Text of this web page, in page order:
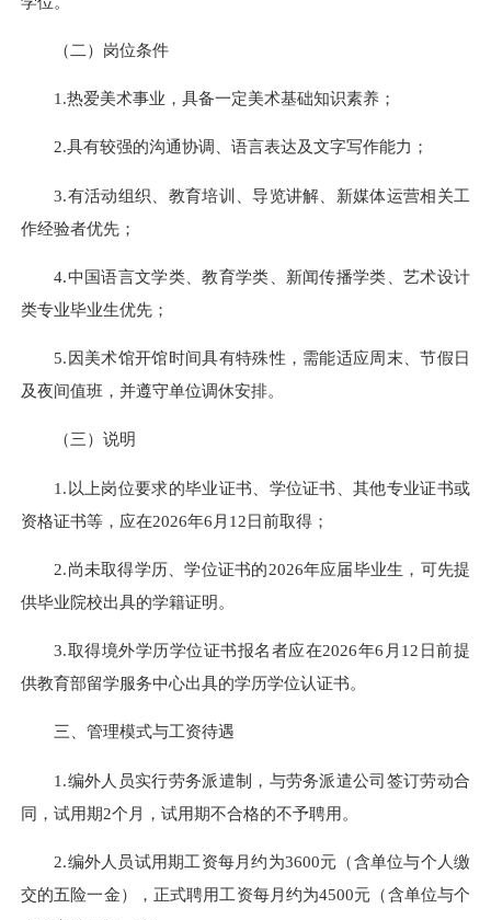
（二）岗位条件
1.热爱美术事业，具备一定美术基础知识素养；
2.具有较强的沟通协调、语言表达及文字写作能力；
3.有活动组织、教育培训、导览讲解、新媒体运营相关工
作经验者优先；
4.中国语言文学类、教育学类、新闻传播学类、艺术设计
类专业毕业生优先；
5.因美术馆开馆时间具有特殊性，需能适应周末、节假日
及夜间值班，并遵守单位调休安排。
（三）说明
1.以上岗位要求的毕业证书、学位证书、其他专业证书或
资格证书等，应在2026年6月12日前取得；
2.尚未取得学历、学位证书的2026年应届毕业生，可先提
供毕业院校出具的学籍证明。
3.取得境外学历学位证书报名者应在2026年6月12日前提
供教育部留学服务中心出具的学历学位认证书。
三、管理模式与工资待遇
1.编外人员实行劳务派遣制，与劳务派遣公司签订劳动合
同，试用期2个月，试用期不合格的不予聘用。
2.编外人员试用期工资每月约为3600元（含单位与个人缴
交的五险一金），正式聘用工资每月约为4500元（含单位与个